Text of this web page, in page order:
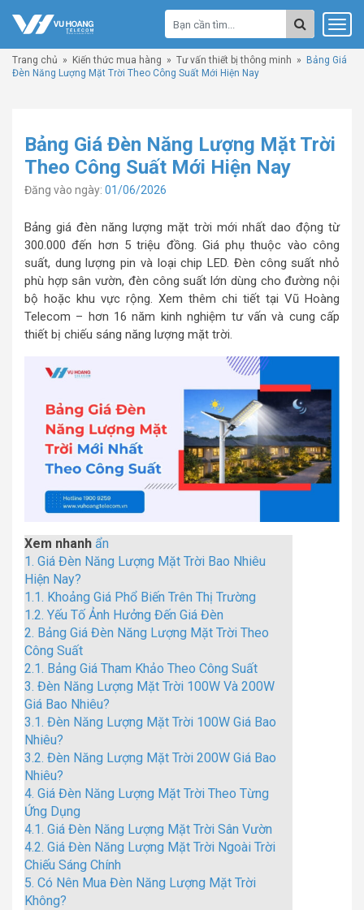
Trang chủ » Kiến thức mua hàng » Tư vấn thiết bị thông minh »
Bảng Giá
Đèn Năng Lượng Mặt Trời Theo Công Suất Mới Hiện Nay
Bảng Giá Đèn Năng Lượng Mặt Trời
Theo Công Suất Mới Hiện Nay
Đăng vào ngày: 01/06/2026
Bảng giá đèn năng lượng mặt trời mới nhất dao động từ
300.000 đến hơn 5 triệu đồng. Giá phụ thuộc vào công
suất, dung lượng pin và loại chip LED. Đèn công suất nhỏ
phù hợp sân vườn, đèn công suất lớn dùng cho đường nội
bộ hoặc khu vực rộng. Xem thêm chi tiết tại Vũ Hoàng
Telecom – hơn 16 năm kinh nghiệm tư vấn và cung cấp
thiết bị chiếu sáng năng lượng mặt trời.
Xem nhanh ẩn
1. Giá Đèn Năng Lượng Mặt Trời Bao Nhiêu
Hiện Nay?
1.1. Khoảng Giá Phổ Biến Trên Thị Trường
1.2. Yếu Tố Ảnh Hưởng Đến Giá Đèn
2. Bảng Giá Đèn Năng Lượng Mặt Trời Theo
Công Suất
2.1. Bảng Giá Tham Khảo Theo Công Suất
3. Đèn Năng Lượng Mặt Trời 100W Và 200W
Giá Bao Nhiêu?
3.1. Đèn Năng Lượng Mặt Trời 100W Giá Bao
Nhiêu?
3.2. Đèn Năng Lượng Mặt Trời 200W Giá Bao
Nhiêu?
4. Giá Đèn Năng Lượng Mặt Trời Theo Từng
Ứng Dụng
4.1. Giá Đèn Năng Lượng Mặt Trời Sân Vườn
4.2. Giá Đèn Năng Lượng Mặt Trời Ngoài Trời
Chiếu Sáng Chính
5. Có Nên Mua Đèn Năng Lượng Mặt Trời
Không?